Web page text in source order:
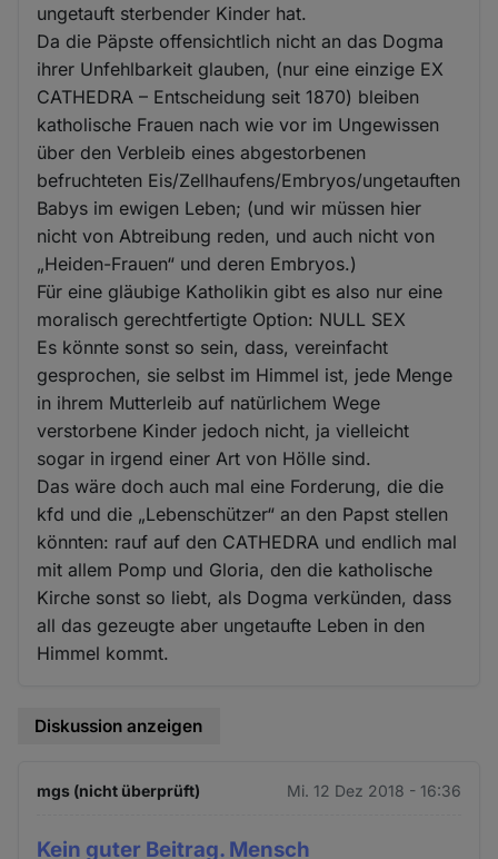
ungetauft sterbender Kinder hat.
Da die Päpste offensichtlich nicht an das Dogma
ihrer Unfehlbarkeit glauben, (nur eine einzige EX
CATHEDRA – Entscheidung seit 1870) bleiben
katholische Frauen nach wie vor im Ungewissen
über den Verbleib eines abgestorbenen
befruchteten Eis/Zellhaufens/Embryos/ungetauften
Babys im ewigen Leben; (und wir müssen hier
nicht von Abtreibung reden, und auch nicht von
„Heiden-Frauen“ und deren Embryos.)
Für eine gläubige Katholikin gibt es also nur eine
moralisch gerechtfertigte Option: NULL SEX
Es könnte sonst so sein, dass, vereinfacht
gesprochen, sie selbst im Himmel ist, jede Menge
in ihrem Mutterleib auf natürlichem Wege
verstorbene Kinder jedoch nicht, ja vielleicht
sogar in irgend einer Art von Hölle sind.
Das wäre doch auch mal eine Forderung, die die
kfd und die „Lebenschützer“ an den Papst stellen
könnten: rauf auf den CATHEDRA und endlich mal
mit allem Pomp und Gloria, den die katholische
Kirche sonst so liebt, als Dogma verkünden, dass
all das gezeugte aber ungetaufte Leben in den
Himmel kommt.
Diskussion anzeigen
mgs (nicht überprüft) Mi. 12 Dez 2018 - 16:36
Kein guter Beitrag. Mensch